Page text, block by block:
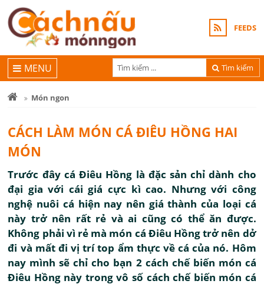
FEEDS
Tìm kiếm
MENU
Món ngon
CÁCH LÀM MÓN CÁ ĐIÊU HỒNG HAI
MÓN
Trước đây cá Điêu Hồng là đặc sản chỉ dành cho
đại gia với cái giá cực kì cao. Nhưng với công
nghệ nuôi cá hiện nay nên giá thành của loại cá
này trở nên rất rẻ và ai cũng có thể ăn được.
Không phải vì rẻ mà món cá Điêu Hồng trở nên dở
đi và mất đi vị trí top ẩm thực về cá của nó. Hôm
nay mình sẽ chỉ cho bạn 2 cách chế biến món cá
Điêu Hồng này trong vô số cách chế biến món cá